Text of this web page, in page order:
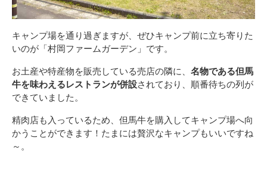
キャンプ場を通り過ぎますが、ぜひキャンプ前に立ち寄りた
いのが「村岡ファームガーデン」です。
お土産や特産物を販売している売店の隣に、 名物である但馬
牛を味わえるレストランが併設されており、順番待ちの列が
できていました。
精肉店も入っているため、但馬牛を購入してキャンプ場へ向
かうことができます！たまには贅沢なキャンプもいいですね
～。